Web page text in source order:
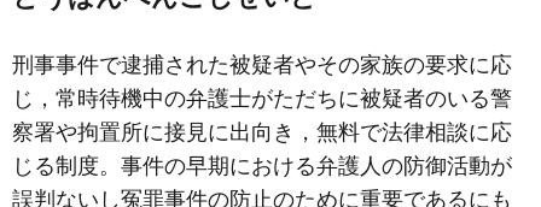
刑事事件で逮捕された被疑者やその家族の要求に応
じ，常時待機中の弁護士がただちに被疑者のいる警
察署や拘置所に接見に出向き，無料で法律相談に応
じる制度。事件の早期における弁護人の防御活動が
誤判ないし冤罪事件の防止のために重要であるにも